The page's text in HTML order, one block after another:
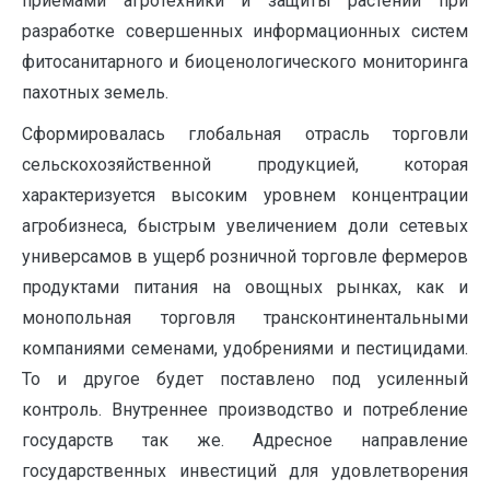
разработке совершенных информационных систем
фитосанитарного и биоценологического мониторинга
пахотных земель.
Сформировалась глобальная отрасль торговли
сельскохозяйственной продукцией, которая
характеризуется высоким уровнем концентрации
агробизнеса, быстрым увеличением доли сетевых
универсамов в ущерб розничной торговле фермеров
продуктами питания на овощных рынках, как и
монопольная торговля трансконтинентальными
компаниями семенами, удобрениями и пестицидами.
То и другое будет поставлено под усиленный
контроль. Внутреннее производство и потребление
государств так же. Адресное направление
государственных инвестиций для удовлетворения